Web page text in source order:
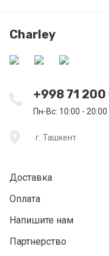
Charley
+998 71 200
Пн-Вс: 10:00 - 20:00
г. Ташкент
Доставка
Оплата
Напишите нам
Партнерство